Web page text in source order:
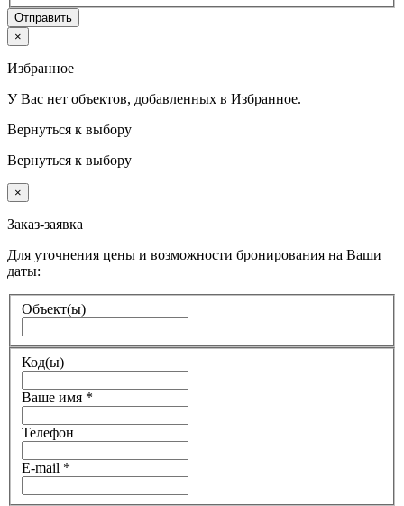
Отправить
×
Избранное
У Вас нет объектов, добавленных в Избранное.
Вернуться к выбору
Вернуться к выбору
×
Заказ-заявка
Для уточнения цены и возможности бронирования на Ваши
даты:
Объект(ы)
Код(ы)
Ваше имя *
Телефон
E-mail *